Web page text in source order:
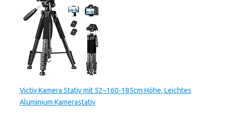
Victiv Kamera Stativ mit 52–160-185cm Höhe, Leichtes
Aluminium Kamerastativ